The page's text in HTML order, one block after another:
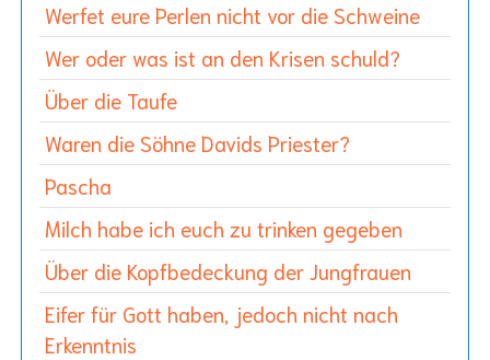
Werfet eure Perlen nicht vor die Schweine
Wer oder was ist an den Krisen schuld?
Über die Taufe
Waren die Söhne Davids Priester?
Pascha
Milch habe ich euch zu trinken gegeben
Über die Kopfbedeckung der Jungfrauen
Eifer für Gott haben, jedoch nicht nach
Erkenntnis